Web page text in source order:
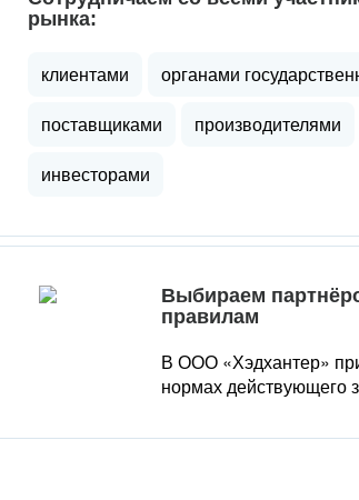
рынка:
клиентами
органами
поставщиками
производителями
инвесторами
Выбираем
правилам
В ООО «Хэдхантер»
нормах действующего